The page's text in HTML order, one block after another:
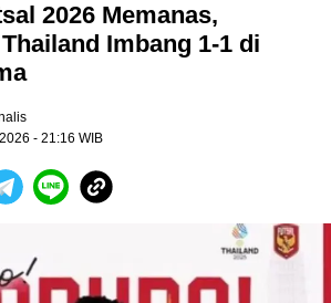
2026 Memanas,
Imbang 1-1 di
- 21:16 WIB